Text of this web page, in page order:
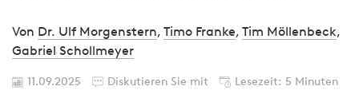
Von Dr. Ulf Morgenstern, Timo Franke, Tim Möllenbeck,
Gabriel Schollmeyer
11.09.2025 Diskutieren Sie mit Lesezeit: 5 Minuten